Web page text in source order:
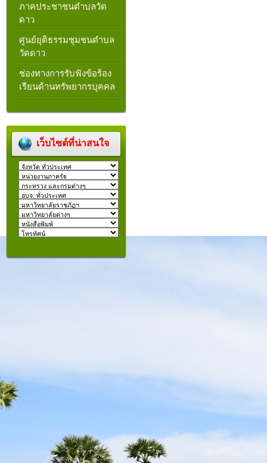
ภาคประชาชนตำบลวัด
ดาว
ศูนย์ยุติธรรมชุมชนตำบล
วัดดาว
ช่องทางการรับฟังข้อร้อง
เรียนด้านทรัพยากรบุคคล
เว็บไซต์ที่น่าสนใจ
istanbul
escort
fatih